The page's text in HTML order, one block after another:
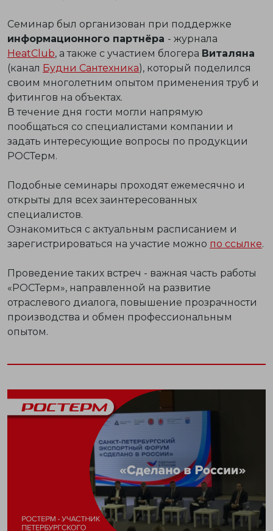
Семинар был организован при поддержке
информационного партнёра - журнала
HeatClub, а также с участием блогера Виталяна
(канал Будни Сантехника), который поделился
своим многолетним опытом применения труб и
фитингов на объектах.
В течение дня гости могли напрямую
пообщаться со специалистами компании и
задать интересующие вопросы по продукции
РОСТерм.
Подобные семинары проходят ежемесячно и
открыты для всех заинтересованных
специалистов.
Ознакомиться с актуальным расписанием и
зарегистрироваться на участие можно по ссылке.
Проведение таких встреч - важная часть работы
«РОСТерм», направленной на развитие
отраслевого диалога, повышение прозрачности
производства и обмен профессиональным
опытом.